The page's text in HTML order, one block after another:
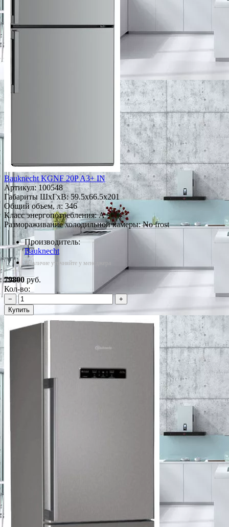
Bauknecht KGNF 20P A3+ IN
Артикул: 100548
Габариты ШxГxВ: 59.5x66.5x201
Общий объем, л: 346
Класс энергопотребления: A++
Размораживание холодильной камеры: No frost
Производитель:
Bauknecht
*Наличие уточняйте у менеджера
79800руб.
Кол-во:
−
+
Купить